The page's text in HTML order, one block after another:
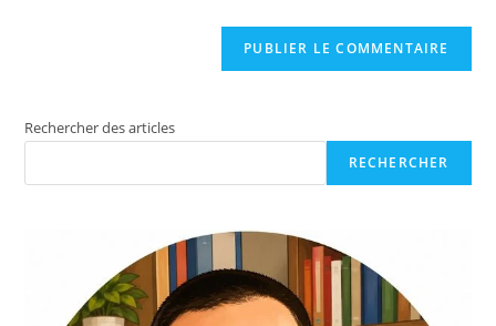
Rechercher des articles
RECHERCHER